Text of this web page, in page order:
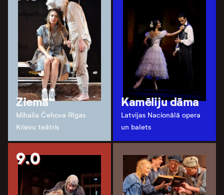
Ziema
Mihaila Čehova Rīgas
Krievu teātris
Kamēliju dāma
Latvijas Nacionālā opera
un balets
9.0